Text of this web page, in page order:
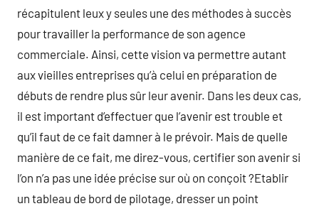
récapitulent leux y seules une des méthodes à succès
pour travailler la performance de son agence
commerciale. Ainsi, cette vision va permettre autant
aux vieilles entreprises qu’à celui en préparation de
débuts de rendre plus sûr leur avenir. Dans les deux cas,
il est important d’effectuer que l’avenir est trouble et
qu’il faut de ce fait damner à le prévoir. Mais de quelle
manière de ce fait, me direz-vous, certifier son avenir si
l’on n’a pas une idée précise sur où on conçoit ?Etablir
un tableau de bord de pilotage, dresser un point